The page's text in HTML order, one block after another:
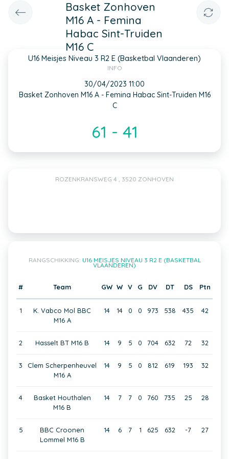
Basket Zonhoven
M16 A - Femina
Habac Sint-Truiden
M16 C
U16 Meisjes Niveau 3 R2 E (Basketbal Vlaanderen)
INFO
30/04/2023 11:00
Basket Zonhoven M16 A - Femina Habac Sint-Truiden M16
C
61 - 41
ROZENKRANSWEG 4 , 3520 ZONHOVEN
RANGSCHIKKING: U16 MEISJES NIVEAU 3 R2 E (BASKETBAL
VLAANDEREN)
# Team GW W V G DV DT DS Ptn
1
K. Vabco Mol BBC
M16 A
14 14 0 0 973 538 435 42
2 Hasselt BT M16 B 14 9 5 0 704 632 72 32
3
Clem Scherpenheuvel
M16 A
14 9 5 0 812 619 193 32
4
Basket Houthalen
M16 B
14 7 7 0 760 735 25 28
5
BBC Croonen
Lommel M16 B
14 6 7 1 625 632 -7 27